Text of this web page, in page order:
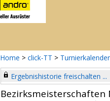
Home > click-TT > Turnierkalender
Ergebnishistorie freischalten ...
Bezirksmeisterschaften